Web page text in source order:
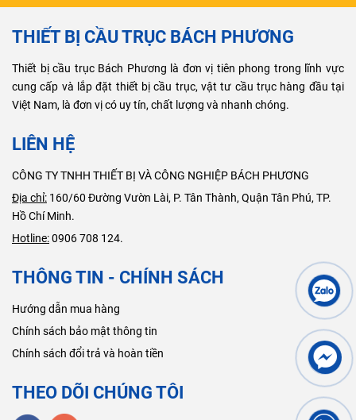
THIẾT BỊ CẦU TRỤC BÁCH PHƯƠNG
Thiết bị cầu trục Bách Phương là đơn vị tiên phong trong lĩnh vực
cung cấp và lắp đặt thiết bị cầu trục, vật tư cầu trục hàng đầu tại
Việt Nam, là đơn vị có uy tín, chất lượng và nhanh chóng.
LIÊN HỆ
CÔNG TY TNHH THIẾT BỊ VÀ CÔNG NGHIỆP BÁCH PHƯƠNG
Địa chỉ: 160/60 Đường Vườn Lài, P. Tân Thành, Quận Tân Phú, TP.
Hồ Chí Minh.
Hotline:0906 708 124.
THÔNG TIN - CHÍNH SÁCH
Hướng dẫn mua hàng
Chính sách bảo mật thông tin
Chính sách đổi trả và hoàn tiền
THEO DÕI CHÚNG TÔI